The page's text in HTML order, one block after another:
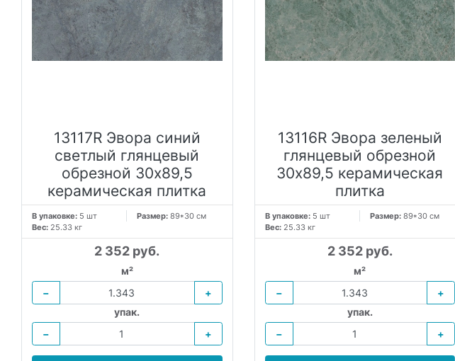
13117R Эвора синий
светлый глянцевый
обрезной 30х89,5
керамическая плитка
В упаковке: 5 шт Размер:89*30 см
Вес: 25.33 кг
2 352 руб.
м²
−
+
упак.
−
+
13116R Эвора зеленый
глянцевый обрезной
30х89,5 керамическая
плитка
В упаковке:5 шт Размер: 89*30 см
Вес: 25.33 кг
2 352 руб.
м²
−
+
упак.
−
+